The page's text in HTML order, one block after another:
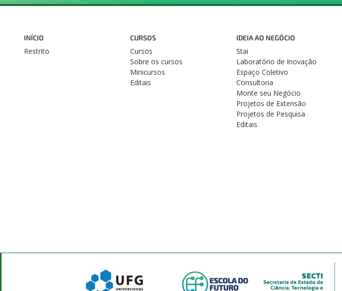
INÍCIO
Restrito
CURSOS
Cursos
Sobre os cursos
Minicursos
Editais
IDEIA AO NEGÓCIO
Stai
Laboratório de Inovação
Espaço Coletivo
Consultoria
Monte seu Negócio
Projetos de Extensão
Projetos de Pesquisa
Editais